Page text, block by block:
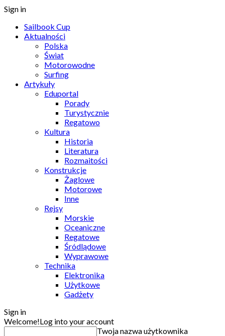
Sign in
Sailbook Cup
Aktualności
Polska
Świat
Motorowodne
Surfing
Artykuły
Eduportal
Porady
Turystycznie
Regatowo
Kultura
Historia
Literatura
Rozmaitości
Konstrukcje
Żaglowe
Motorowe
Inne
Rejsy
Morskie
Oceaniczne
Regatowe
Śródlądowe
Wyprawowe
Technika
Elektronika
Użytkowe
Gadżety
Sign in
Welcome!Log into your account
Twoja nazwa użytkownika